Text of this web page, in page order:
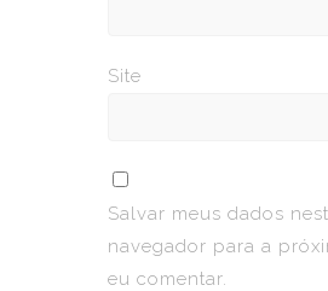
Site
Salvar meus dados
navegador para a
eu comentar.